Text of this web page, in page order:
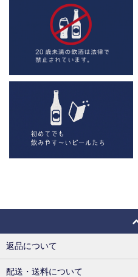
返品について
配送・送料について